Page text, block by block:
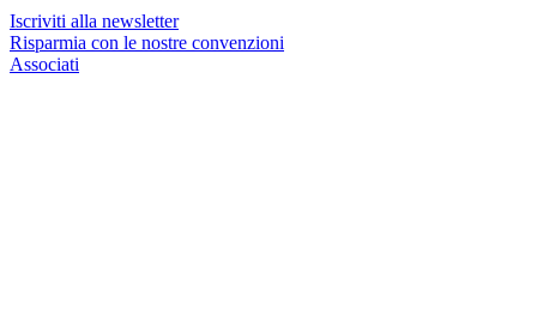
Iscriviti alla newsletter
Risparmia con le nostre convenzioni
Associati